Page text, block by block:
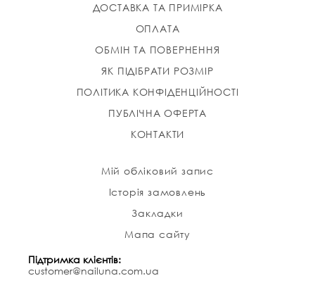
ДОСТАВКА ТА ПРИМІРКА
ОПЛАТА
ОБМІН ТА ПОВЕРНЕННЯ
ЯК ПІДІБРАТИ РОЗМІР
ПОЛІТИКА КОНФІДЕНЦІЙНОСТІ
ПУБЛІЧНА ОФЕРТА
КОНТАКТИ
Мій обліковий запис
Історія замовлень
Закладки
Мапа сайту
Підтримка клієнтів:
customer@nailuna.com.ua